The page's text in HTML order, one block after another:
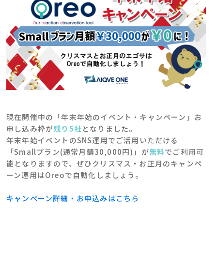
現在開催中の「年末年始のイベント・キャンペーン」お
申し込み枠が残り5社となりました。
年末年始イベントのSNS運用でご活用いただける
「Smallプラン(通常月額30,000円)」が無料でご利用可
能となりますので、ぜひクリスマス・お正月のキャンペ
ーン運用はOreoで自動化しましょう。
キャンペーン詳細・お申込みはこちら